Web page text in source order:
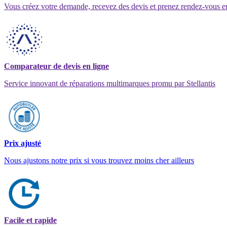
Vous créez votre demande, recevez des devis et prenez rendez-vous
Comparateur de devis en ligne
Service innovant de réparations multimarques promu par Stellantis
Prix ajusté
Nous ajustons notre prix si vous trouvez moins cher ailleurs
Facile et rapide